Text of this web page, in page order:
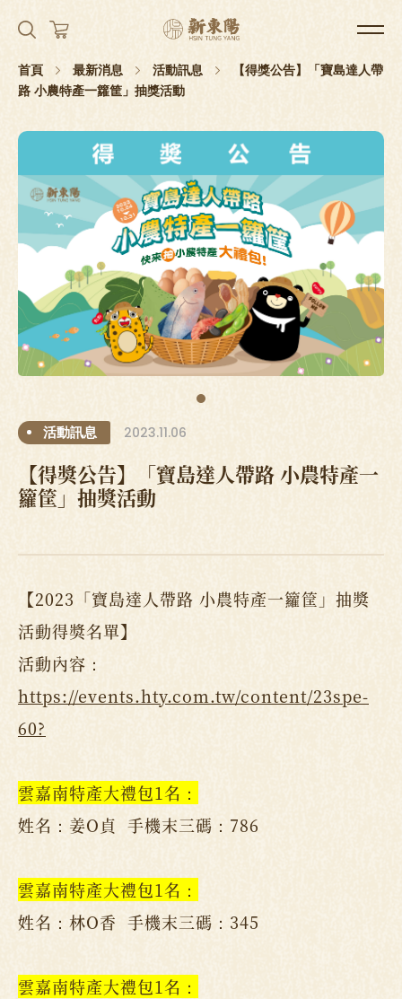
首頁 最新消息 活動訊息
【得獎公告】「寶島達人帶
路 小農特產一籮筐」抽獎活動
活動訊息 2023.11.06
【得獎公告】「寶島達人帶路 小農特產一
籮筐」抽獎活動
【2023「寶島達人帶路 小農特產一籮筐」抽獎
活動得獎名單】
活動內容：
https://events.hty.com.tw/content/23spe-
60?
雲嘉南特產大禮包1名：
姓名：姜O貞 手機末三碼：786
雲嘉南特產大禮包1名：
姓名：林O香 手機末三碼：345
雲嘉南特產大禮包1名：